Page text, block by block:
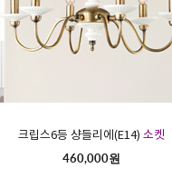
크립스6등 샹들리에(E14) 소켓
460,000원